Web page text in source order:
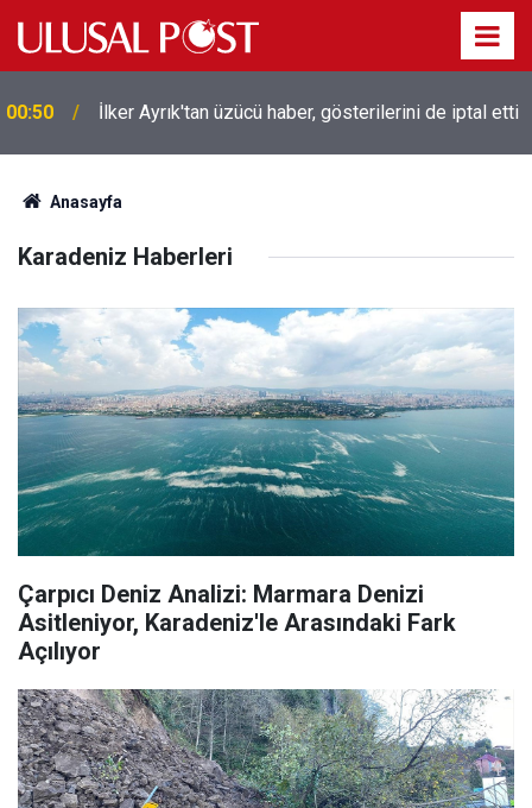
00:50 İlker Ayrık'tan üzücü haber, gösterilerini de iptal etti
Anasayfa
Karadeniz Haberleri
Çarpıcı Deniz Analizi: Marmara Denizi
Asitleniyor, Karadeniz'le Arasındaki Fark
Açılıyor